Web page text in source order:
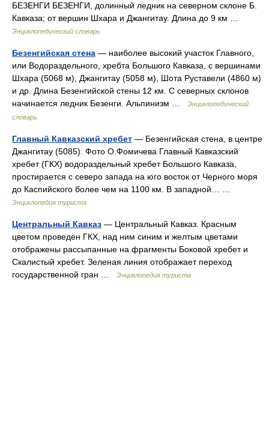
БЕЗЕНГИ БЕЗЕНГИ, долинный ледник на северном склоне Б.
Кавказа; от вершин Шхара и Джангитау. Длина до 9 км …
Энциклопедический словарь
Безенгийская стена — наиболее высокий участок Главного,
или Водораздельного, хребта Большого Кавказа, с вершинами
Шхара (5068 м), Джангитау (5058 м), Шота Руставели (4860 м)
и др. Длина Безенгийской стены 12 км. С северных склонов
начинается ледник Безенги. Альпинизм …
Энциклопедический
словарь
Главный Кавказский хребет — Безенгийская стена, в центре
Джангитау (5085). Фото О.Фомичева Главный Кавказский
хребет (ГКХ) водораздельный хребет Большого Кавказа,
простирается с северо запада на юго восток от Черного моря
до Каспийского более чем на 1100 км. В западной… …
Энциклопедия туриста
Центральный Кавказ — Центральный Кавказ. Красным
цветом проведен ГКХ, над ним синим и желтым цветами
отображены рассыпанные на фрагменты Боковой хребет и
Скалистый хребет. Зеленая линия отображает переход
государственной гран …
Энциклопедия туриста